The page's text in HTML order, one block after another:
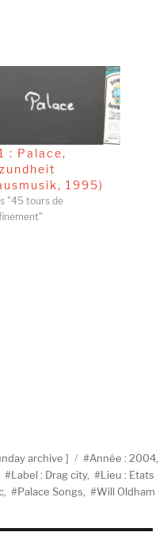
: Palace,
1995)
"45 tours de
archive Étiquettes
Année : 2004,
Label : Drag city,
Lieu : Etats
, Palace Songs, Will Oldham